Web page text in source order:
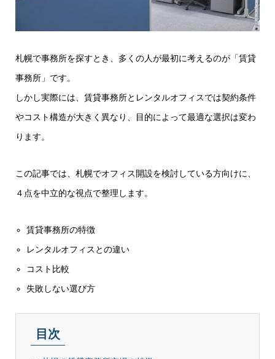
札幌で事務所を探すとき、多くの人が最初に考えるのが「賃貸
事務所」です。
しかし実際には、賃貸事務所とレンタルオフィスでは契約条件
やコスト構造が大きく異なり、目的によって最適な選択は変わ
ります。
この記事では、札幌でオフィス開設を検討している方向けに、
４点を中立的な視点で整理します。
賃貸事務所の特徴
レンタルオフィスとの違い
コスト比較
失敗しない選び方
目次